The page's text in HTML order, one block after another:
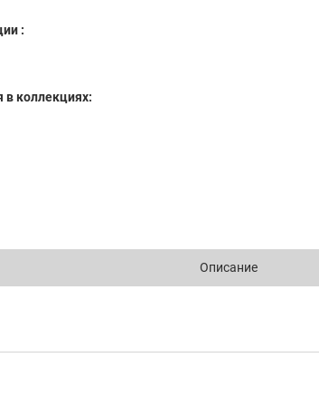
:
в коллекциях:
Описание